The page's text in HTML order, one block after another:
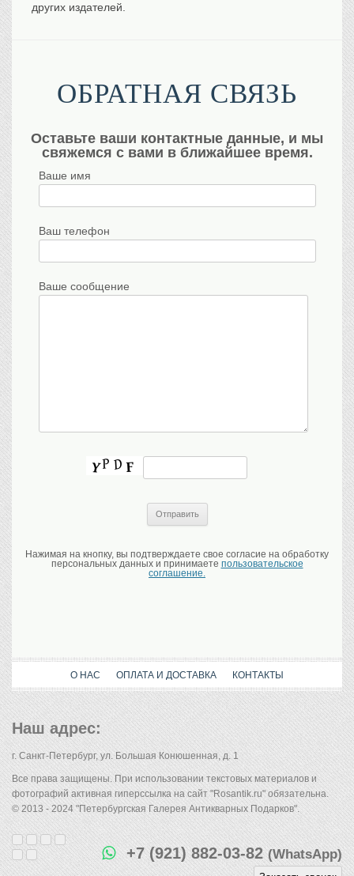
других издателей.
ОБРАТНАЯ СВЯЗЬ
Оставьте ваши контактные данные, и мы
свяжемся с вами в ближайшее время.
Ваше имя
Ваш телефон
Ваше сообщение
Нажимая на кнопку, вы подтверждаете свое согласие на обработку
персональных данных и принимаете пользовательское
соглашение.
О НАС ОПЛАТА И ДОСТАВКА КОНТАКТЫ
Наш адрес:
г. Санкт-Петербург, ул. Большая Конюшенная, д. 1
Все права защищены. При использовании текстовых материалов и
фотографий активная гиперссылка на сайт "Rosantik.ru" обязательна.
© 2013 - 2024 "Петербургская Галерея Антикварных Подарков".
+7 (921) 882-03-82(WhatsApp)